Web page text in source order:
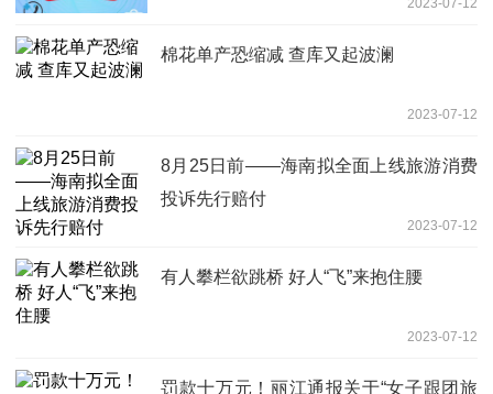
棉花单产恐缩减 查库又起波澜
2023-07-12
8月25日前——海南拟全面上线旅游消费
投诉先行赔付
2023-07-12
有人攀栏欲跳桥 好人“飞”来抱住腰
2023-07-12
罚款十万元！丽江通报关于“女子跟团旅